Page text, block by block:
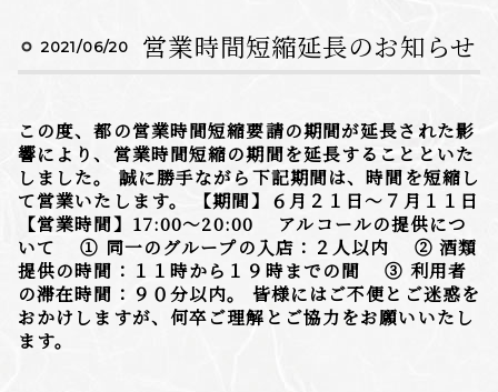
2021/06/20 営業時間短縮延長のお知らせ
この度、都の営業時間短縮要請の期間が延長された影
響により、営業時間短縮の期間を延長することといた
しました。 誠に勝手ながら下記期間は、時間を短縮し
て営業いたします。 【期間】６月２１日〜７月１１日
【営業時間】17:00〜20:00 アルコールの提供につ
いて ① 同一のグループの入店：２人以内 ② 酒類
提供の時間：１１時から１９時までの間 ③ 利用者
の滞在時間：９０分以内。 皆様にはご不便とご迷惑を
おかけしますが、何卒ご理解とご協力をお願いいたし
ます。